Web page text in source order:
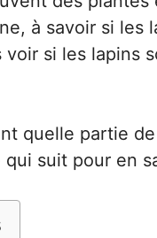
à savoir si les
si les lapins
quelle partie
suit pour en